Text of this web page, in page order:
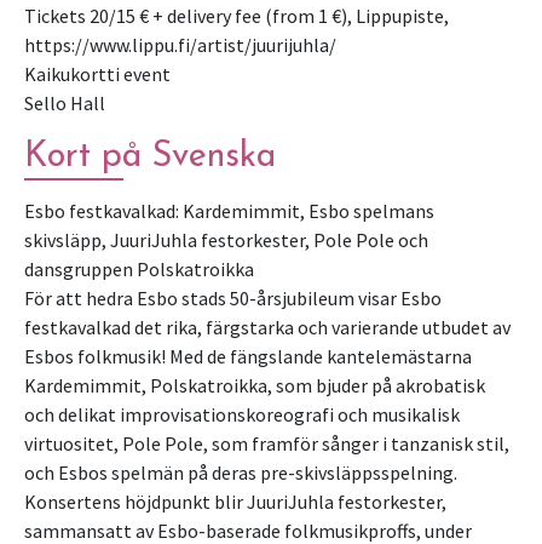
Tickets 20/15 € + delivery fee (from 1 €), Lippupiste,
https://www.lippu.fi/artist/juurijuhla/
Kaikukortti event
Kort på Svenska
Esbo festkavalkad: Kardemimmit, Esbo spelmans
skivsläpp, JuuriJuhla festorkester, Pole Pole och
dansgruppen Polskatroikka
För att hedra Esbo stads 50-årsjubileum visar Esbo
festkavalkad det rika, färgstarka och varierande utbudet av
Esbos folkmusik! Med de fängslande kantelemästarna
Kardemimmit, Polskatroikka, som bjuder på akrobatisk
och delikat improvisationskoreografi och musikalisk
virtuositet, Pole Pole, som framför sånger i tanzanisk stil,
och Esbos spelmän på deras pre-skivsläppsspelning.
Konsertens höjdpunkt blir JuuriJuhla festorkester,
sammansatt av Esbo-baserade folkmusikproffs, under